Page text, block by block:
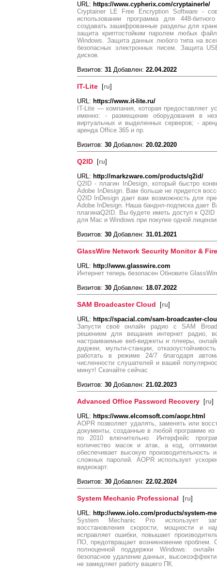
URL: https://www.cypherix.com/cryptainerle/
Cryptainer LE Free Encryption Software -
использовании программа для 448-
создавать зашифрованные разделы для
защита криптостойким паролем любых
Windows. Защита данных любого типа на
безопасных электронных писем. Защита
дисков.
Визитов: 31 Добавлен: 22.04.2022
IT-Lite [ru]
URL: https://www.it-lite.ru/
IT-Lite — компания, которая предоставляет
именно: - размещение оборудования в
виртуальных и выделенных серверов; -
аренда Office 365 и пр.
Визитов: 30 Добавлен: 20.02.2020
Q2ID [ru]
URL: http://markzware.com/products/q2id/
Q2ID - плагин InDesign, который быстро
Adobe InDesign. Вам больше не придется
Q2ID InDesign дает вам возможность для
Adobe InDesign. Наша банднл-подписка дает
плагинаQ2ID. Вы будете иметь доступ к
для Mac и Windows при покупке одной
Визитов: 30 Добавлен: 31.01.2021
GlassWire Network Security Monitor &
URL: http://www.glasswire.com
Интернет теперь безопасен Обновите
Визитов: 30 Добавлен: 18.07.2022
SAM Broadcaster Cloud [ru]
URL: https://spacial.com/sam-broadcaster-
Запусти своё онлайн радио с SAM
решением для вещания интернет радио,
настраиваемые веб-виджеты и плееры,
диджеи, мульти-станции,
работать в режиме 24/7 благодаря
численности слушателей и вашей
минут! Скачайте сейчас
Визитов: 30 Добавлен: 21.02.2023
Advanced Office Password Recovery [ru]
URL: https://www.elcomsoft.com/aopr.html
AOPR позволяет удалять, заменять или
документы, созданные в любой программе
по 2010 влючительно. Интерфейс
количество масок и атак, а код,
обеспечивает высокую производительность
сложных паролей. AOPR использует
видеокарт.
Визитов: 30 Добавлен: 22.02.2024
System Mechanic Professional [ru]
URL: http://www.iolo.com/products/system-
System Mechanic Pro использует
восстановления скорости, мощности и
исправляет ошибки, повышает
ПО, предотвращает возникновение
полноценной поддержки Windows:
безопасное удаление данных,
не замедляет работу вашего ПК.